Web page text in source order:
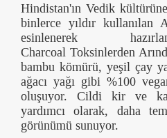
Hindistan'ın Vedik
binlerce yıldır kullanılan
esinlenerek
Charcoal Toksinlerden
bambu kömürü, yeşil çay
ağacı yağı gibi %100
oluşuyor. Cildi kir ve
yardımcı olarak, daha
görünümü sunuyor.